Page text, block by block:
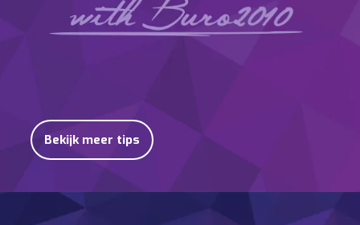
Bekijk meer tips